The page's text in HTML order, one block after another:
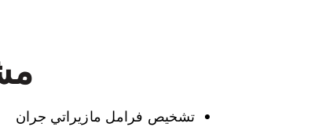
تشخيص فرامل مازيراتي جران